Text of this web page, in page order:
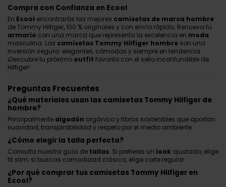
Compra con Confianza en Ecool
En Ecool encontrarás las mejores camisetas de marca hombre
de Tommy Hilfiger, 100 % originales y con envío rápido. Renueva tu
armario con una marca que representa la excelencia en moda
masculina. Las camisetas Tommy Hilfiger hombre son una
inversión segura: elegantes, cómodas y siempre en tendencia.
¡Descubre tu próximo outfit favorito con el sello inconfundible de
Hilfiger!
Preguntas Frecuentes
¿Qué materiales usan las camisetas Tommy Hilfiger de
hombre?
Principalmente algodón orgánico y fibras sostenibles que aportan
suavidad, transpirabilidad y respeto por el medio ambiente.
¿Cómo elegir la talla perfecta?
Consulta nuestra guía de tallas. Si prefieres un look ajustado, elige
fit slim; si buscas comodidad clásica, elige corte regular.
¿Por qué comprar tus camisetas Tommy Hilfiger en
Ecool?